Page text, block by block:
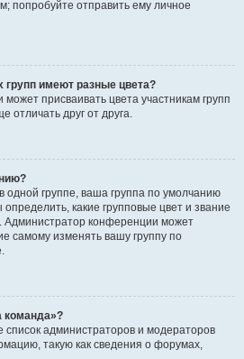
попробуйте отправить ему личное
групп имеют разные цвета?
присваивать цвета участникам групп
отличать друг от друга.
одной группе, ваша группа по умолчанию
определить, какие групповые цвет и звание
конференции может
самому изменять вашу группу по
команда»?
список администраторов и модераторов
такую как сведения о форумах,